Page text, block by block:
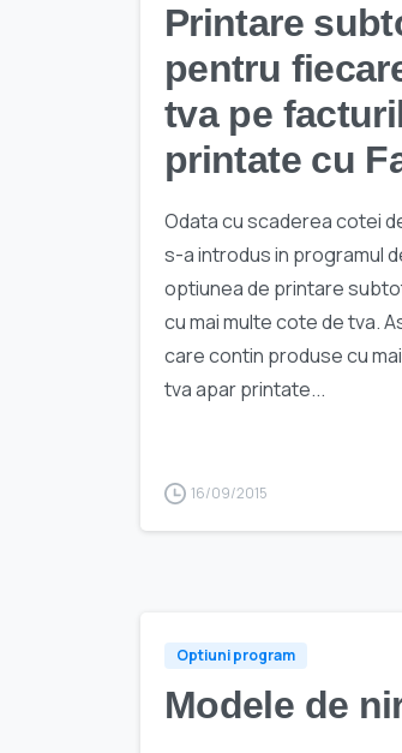
Printare
pentru
tva pe
printate cu
Odata cu scaderea cotei
s-a introdus in programul
optiunea de printare
cu mai multe cote de tva.
care contin produse cu
tva apar printate...
16/09/2015
Optiuni program
Modele de